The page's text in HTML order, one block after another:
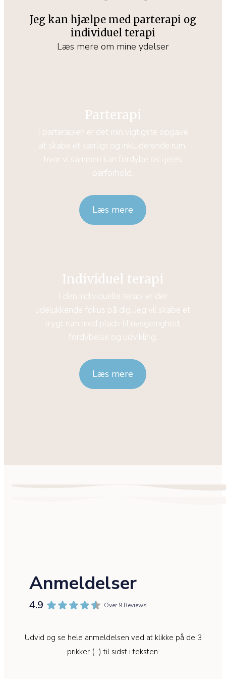
Jeg kan hjælpe med parterapi og
individuel terapi
Læs mere om mine ydelser
Parterapi
I parterapien er det min vigtigste opgave
at skabe et kærligt og inkluderende rum,
hvor vi sammen kan fordybe os i jeres
parforhold.
Læs mere
Individuel terapi
I den individuelle terapi er der
udelukkende fokus på dig. Jeg vil skabe et
trygt rum med plads til nysgerrighed,
fordybelse og udvikling.
Læs mere
Anmeldelser
4.9 Over 9 Reviews
Udvid og se hele anmeldelsen ved at klikke på de 3
prikker (…) til sidst i teksten.